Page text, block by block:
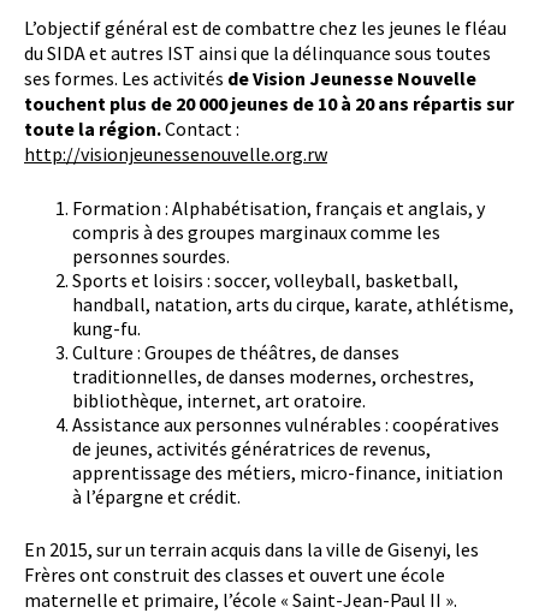
L’objectif général est de combattre chez les jeunes le fléau
du SIDA et autres IST ainsi que la délinquance sous toutes
ses formes. Les activités de Vision Jeunesse Nouvelle
touchent plus de 20 000 jeunes de 10 à 20 ans répartis sur
toute la région.Contact :
http://visionjeunessenouvelle.org.rw
Formation : Alphabétisation, français et anglais, y
compris à des groupes marginaux comme les
personnes sourdes.
Sports et loisirs : soccer, volleyball, basketball,
handball, natation, arts du cirque, karate, athlétisme,
kung-fu.
Culture : Groupes de théâtres, de danses
traditionnelles, de danses modernes, orchestres,
bibliothèque, internet, art oratoire.
Assistance aux personnes vulnérables : coopératives
de jeunes, activités génératrices de revenus,
apprentissage des métiers, micro-finance, initiation
à l’épargne et crédit.
En 2015, sur un terrain acquis dans la ville de Gisenyi, les
Frères ont construit des classes et ouvert une école
maternelle et primaire, l’école « Saint-Jean-Paul II ».